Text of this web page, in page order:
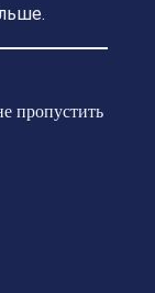
пропустить